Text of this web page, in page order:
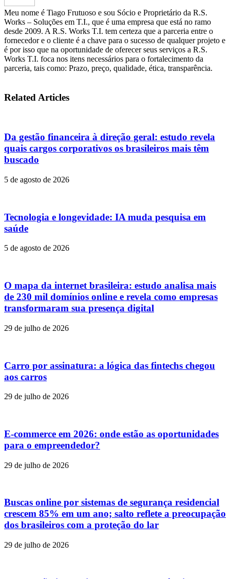
Meu nome é Tiago Frutuoso e sou Sócio e Proprietário da R.S.
Works – Soluções em T.I., que é uma empresa que está no ramo
desde 2009. A R.S. Works T.I. tem certeza que a parceria entre o
fornecedor e o cliente é a chave para o sucesso de qualquer projeto e
é por isso que na oportunidade de oferecer seus serviços a R.S.
Works T.I. foca nos itens necessários para o fortalecimento da
parceria, tais como: Prazo, preço, qualidade, ética, transparência.
Related Articles
Da gestão financeira à direção geral: estudo revela
quais cargos corporativos os brasileiros mais têm
buscado
5 de agosto de 2026
Tecnologia e longevidade: IA muda pesquisa em
saúde
5 de agosto de 2026
O mapa da internet brasileira: estudo analisa mais
de 230 mil domínios online e revela como empresas
transformaram sua presença digital
29 de julho de 2026
Carro por assinatura: a lógica das fintechs chegou
aos carros
29 de julho de 2026
E-commerce em 2026: onde estão as oportunidades
para o empreendedor?
29 de julho de 2026
Buscas online por sistemas de segurança residencial
crescem 85% em um ano; salto reflete a preocupação
dos brasileiros com a proteção do lar
29 de julho de 2026